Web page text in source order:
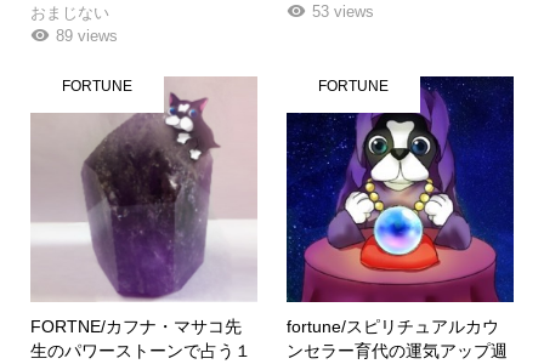
おまじない
89 views
53 views
FORTUNE
FORTNE/カフナ・マサコ先
生のパワーストーンで占う１
FORTUNE
fortune/スピリチュアルカウ
ンセラー育代の運気アップ週